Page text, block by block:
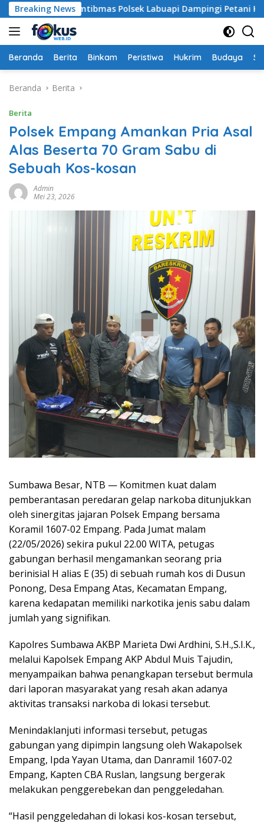
Langsung
ke
konten
Breaking NewsPolsek Labuapi Dampingi Petani Kuranji
Beranda Berita Binkam Peristiwa Hukrim Budaya
Beranda Berita
Berita
Polsek Empang Amankan Pria Asal
Alas Beserta 70 Gram Sabu di
Sebuah Kos-kosan
Admin
Mei 23, 2026
Sumbawa Besar, NTB — Komitmen kuat dalam
pemberantasan peredaran gelap narkoba ditunjukkan
oleh sinergitas jajaran Polsek Empang bersama
Koramil 1607-02 Empang. Pada Jumat malam
(22/05/2026) sekira pukul 22.00 WITA, petugas
gabungan berhasil mengamankan seorang pria
berinisial H alias E (35) di sebuah rumah kos di Dusun
Ponong, Desa Empang Atas, Kecamatan Empang,
karena kedapatan memiliki narkotika jenis sabu dalam
jumlah yang signifikan.
Kapolres Sumbawa AKBP Marieta Dwi Ardhini, S.H.,S.I.K.,
melalui Kapolsek Empang AKP Abdul Muis Tajudin,
menyampaikan bahwa penangkapan tersebut bermula
dari laporan masyarakat yang resah akan adanya
aktivitas transaksi narkoba di lokasi tersebut.
Menindaklanjuti informasi tersebut, petugas
gabungan yang dipimpin langsung oleh Wakapolsek
Empang, Ipda Yayan Utama, dan Danramil 1607-02
Empang, Kapten CBA Ruslan, langsung bergerak
melakukan penggerebekan dan penggeledahan.
“Hasil penggeledahan di lokasi kos-kosan tersebut,